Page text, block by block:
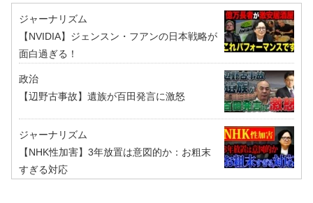
ジャーナリズム
【NVIDIA】ジェンスン・フアンの日本戦略が
面白過ぎる！
政治
【辺野古事故】遺族が百田発言に激怒
ジャーナリズム
【NHK性加害】3年放置は意図的か：お粗末
すぎる対応